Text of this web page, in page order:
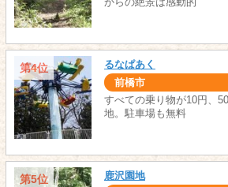
第4位 るなぱあく
前橋市
すべての乗り物が10円、
地。駐車場も無料
第5位 鹿沢園地